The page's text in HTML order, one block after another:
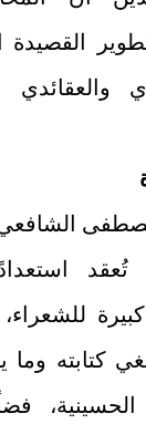
القصيدة
والعقائدي
تُعقد
كتابته وما